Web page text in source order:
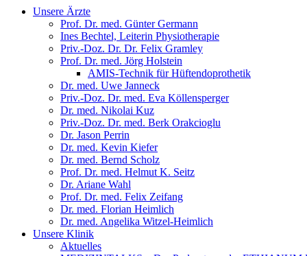
Unsere Ärzte
Prof. Dr. med. Günter Germann
Ines Bechtel, Leiterin Physiotherapie
Priv.-Doz. Dr. Dr. Felix Gramley
Prof. Dr. med. Jörg Holstein
AMIS-Technik für Hüftendoprothetik
Dr. med. Uwe Janneck
Priv.-Doz. Dr. med. Eva Köllensperger
Dr. med. Nikolai Kuz
Priv.-Doz. Dr. med. Berk Orakcioglu
Dr. Jason Perrin
Dr. med. Kevin Kiefer
Dr. med. Bernd Scholz
Prof. Dr. med. Helmut K. Seitz
Dr. Ariane Wahl
Prof. Dr. med. Felix Zeifang
Dr. med. Florian Heimlich
Dr. med. Angelika Witzel-Heimlich
Unsere Klinik
Aktuelles